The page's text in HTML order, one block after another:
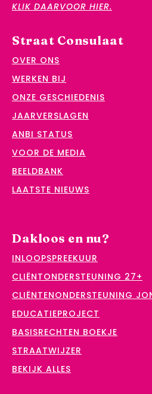
KLIK DAARVOOR HIER.
Straat Consulaat
OVER ONS
WERKEN BIJ
ONZE GESCHIEDENIS
JAARVERSLAGEN
ANBI STATUS
VOOR DE MEDIA
BEELDBANK
LAATSTE NIEUWS
Dakloos en nu?
INLOOPSPREEKUUR
CLIËNTONDERSTEUNING 27+
CLIËNTENONDERSTEUNING
EDUCATIEPROJECT
BASISRECHTEN BOEKJE
STRAATWIJZER
BEKIJK ALLES